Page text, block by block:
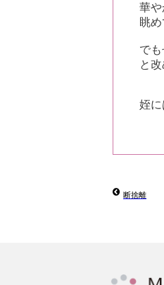
華や
眺
で
と改
姪に
断捨離